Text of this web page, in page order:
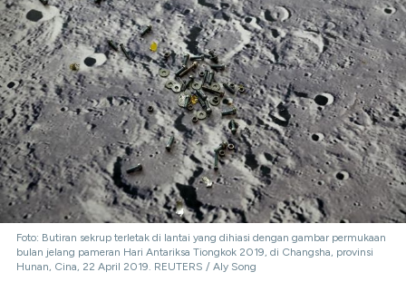
Foto: Butiran sekrup terletak di lantai yang dihiasi dengan gambar permukaan
bulan jelang pameran Hari Antariksa Tiongkok 2019, di Changsha, provinsi
Hunan, Cina, 22 April 2019. REUTERS / Aly Song